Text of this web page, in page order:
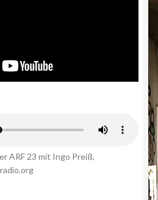
ARF 23 mit Ingo Preiß,